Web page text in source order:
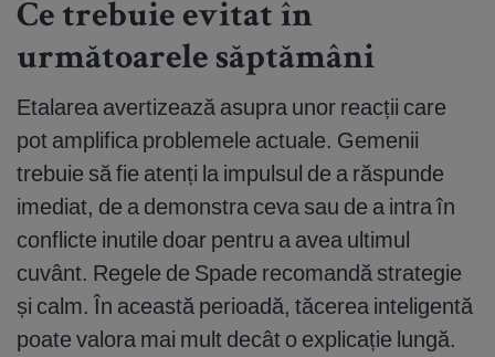
Ce trebuie evitat în
următoarele săptămâni
Etalarea avertizează asupra unor reacții care
pot amplifica problemele actuale. Gemenii
trebuie să fie atenți la impulsul de a răspunde
imediat, de a demonstra ceva sau de a intra în
conflicte inutile doar pentru a avea ultimul
cuvânt. Regele de Spade recomandă strategie
și calm. În această perioadă, tăcerea inteligentă
poate valora mai mult decât o explicație lungă.